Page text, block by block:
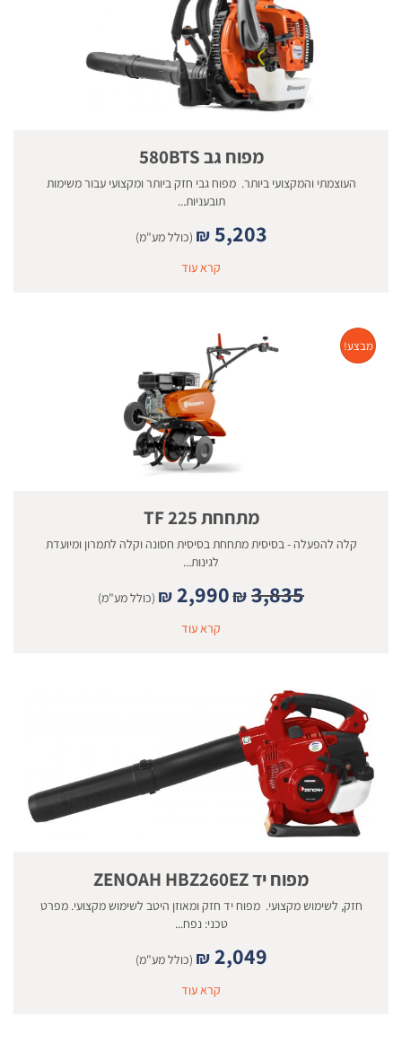
מפוח גב 580BTS
העוצמתי והמקצועי ביותר. מפוח גבי חזק ביותר ומקצועי עבור משימות
תובעניות...
₪ 5,203
(כולל מע"מ)
קרא עוד
מבצע!
מתחחת TF 225
קלה להפעלה - בסיסית מתחחת בסיסית חסונה וקלה לתמרון ומיועדת
לגינות...
₪3,835
₪ 2,990
(כולל מע"מ)
קרא עוד
מפוח יד ZENOAH HBZ260EZ
חזק, לשימוש מקצועי. מפוח יד חזק ומאוזן היטב לשימוש מקצועי. מפרט
טכני: נפח...
₪ 2,049
(כולל מע"מ)
קרא עוד